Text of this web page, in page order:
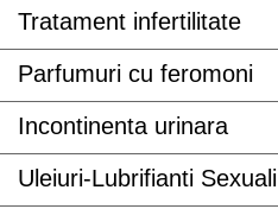
Tratament infertilitate
Parfumuri cu feromoni
Incontinenta urinara
Uleiuri-Lubrifianti Sexuali